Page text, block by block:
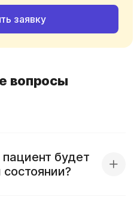
заявку
вопросы
будет